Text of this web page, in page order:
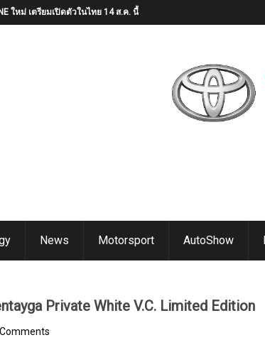
ใหม่ เตรียมเปิดตัวในไทย 14 ส.ค. นี้
News Motorsport AutoShow
Private White V.C. Limited Edition